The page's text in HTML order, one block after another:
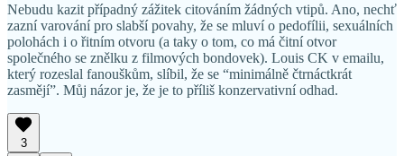
Nebudu kazit případný zážitek citováním žádných vtipů. Ano, nechť
zazní varování pro slabší povahy, že se mluví o pedofílii, sexuálních
polohách i o řitním otvoru (a taky o tom, co má čitní otvor
společného se znělku z filmových bondovek). Louis CK v emailu,
který rozeslal fanouškům, slíbil, že se “minimálně čtrnáctkrát
zasmějí”. Můj názor je, že je to příliš konzervativní odhad.
3